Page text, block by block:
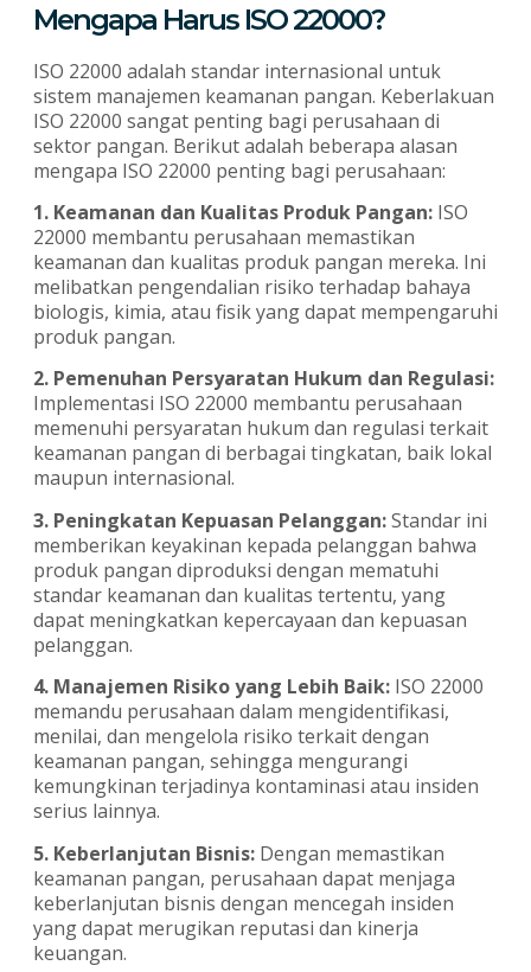
Mengapa Harus ISO 22000?
ISO 22000 adalah standar internasional untuk
sistem manajemen keamanan pangan. Keberlakuan
ISO 22000 sangat penting bagi perusahaan di
sektor pangan. Berikut adalah beberapa alasan
mengapa ISO 22000 penting bagi perusahaan:
1. Keamanan dan Kualitas Produk Pangan: ISO
22000 membantu perusahaan memastikan
keamanan dan kualitas produk pangan mereka. Ini
melibatkan pengendalian risiko terhadap bahaya
biologis, kimia, atau fisik yang dapat mempengaruhi
produk pangan.
2. Pemenuhan Persyaratan Hukum dan Regulasi:
Implementasi ISO 22000 membantu perusahaan
memenuhi persyaratan hukum dan regulasi terkait
keamanan pangan di berbagai tingkatan, baik lokal
maupun internasional.
3. Peningkatan Kepuasan Pelanggan:Standar ini
memberikan keyakinan kepada pelanggan bahwa
produk pangan diproduksi dengan mematuhi
standar keamanan dan kualitas tertentu, yang
dapat meningkatkan kepercayaan dan kepuasan
pelanggan.
4. Manajemen Risiko yang Lebih Baik: ISO 22000
memandu perusahaan dalam mengidentifikasi,
menilai, dan mengelola risiko terkait dengan
keamanan pangan, sehingga mengurangi
kemungkinan terjadinya kontaminasi atau insiden
serius lainnya.
5. Keberlanjutan Bisnis: Dengan memastikan
keamanan pangan, perusahaan dapat menjaga
keberlanjutan bisnis dengan mencegah insiden
yang dapat merugikan reputasi dan kinerja
keuangan.